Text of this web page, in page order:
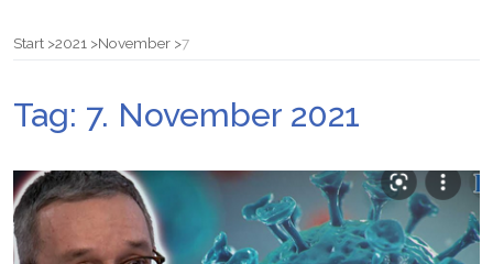
Start 2021 November 7
Tag: 7. November 2021